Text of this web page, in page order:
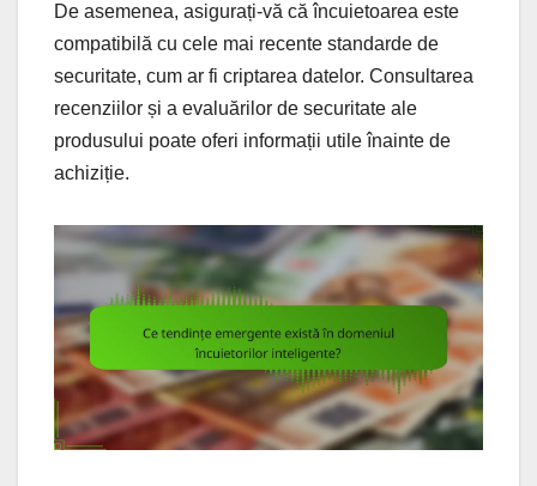
De asemenea, asigurați-vă că încuietoarea este
compatibilă cu cele mai recente standarde de
securitate, cum ar fi criptarea datelor. Consultarea
recenziilor și a evaluărilor de securitate ale
produsului poate oferi informații utile înainte de
achiziție.